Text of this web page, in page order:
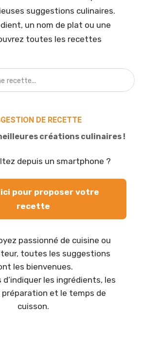
suggestions culinaires.
un nom de plat ou une
toutes les recettes
DE RECETTE
créations culinaires !
depuis un smartphone ?
ici pour proposer votre
recette
passionné de cuisine ou
toutes les suggestions
les bienvenues.
d’indiquer les ingrédients, les
préparation et le temps de
cuisson.